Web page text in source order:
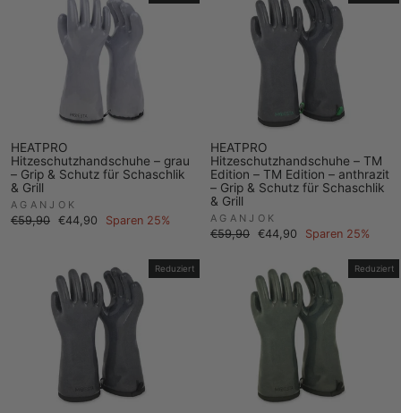
HEATPRO
Hitzeschutzhandschuhe – grau
– Grip & Schutz für Schaschlik
& Grill
AGANJOK
Normaler
€59,90 Sonderpreis
€44,90 Sparen 25%
HEATPRO
Hitzeschutzhandschuhe – TM
Edition – TM Edition – anthrazit
– Grip & Schutz für Schaschlik
& Grill
AGANJOK
Normaler
€59,90 Sonderpreis
€44,90 Sparen 25%
Reduziert Reduziert